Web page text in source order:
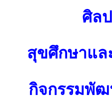
ศิล
สุขศึกษาแล
กิจกรรมพัฒ